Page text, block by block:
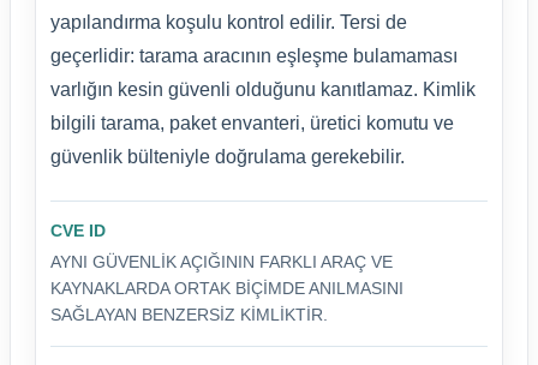
yapılandırma koşulu kontrol edilir. Tersi de
geçerlidir: tarama aracının eşleşme bulamaması
varlığın kesin güvenli olduğunu kanıtlamaz. Kimlik
bilgili tarama, paket envanteri, üretici komutu ve
güvenlik bülteniyle doğrulama gerekebilir.
CVE ID
AYNI GÜVENLIK AÇIĞININ FARKLI ARAÇ VE
KAYNAKLARDA ORTAK BIÇIMDE ANILMASINI
SAĞLAYAN BENZERSIZ KIMLIKTIR.